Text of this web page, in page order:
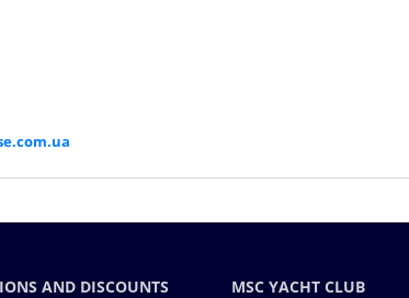
066
097
AND DISCOUNTS MSC YACHT CLUB